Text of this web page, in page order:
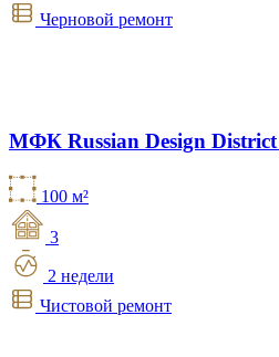
Черновой ремонт
МФК Russian Design District
100 м²
3
2 недели
Чистовой ремонт